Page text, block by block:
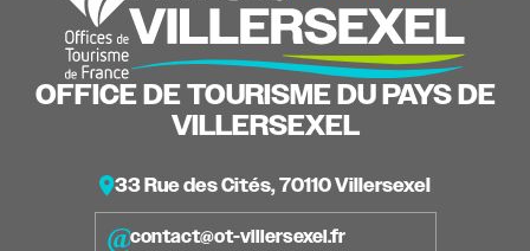
OFFICE DE TOURISME DU PAYS DE
VILLERSEXEL
33 Rue des Cités, 70110 Villersexel
contact@ot-villersexel.fr